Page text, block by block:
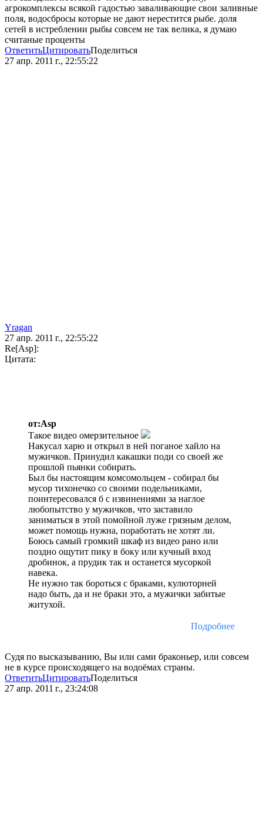
агрокомплексы всякой гадостью заваливающие свои заливные
поля, водосбросы которые не дают нерестится рыбе. доля
сетей в истреблении рыбы совсем не так велика, я думаю
считаные проценты
ОтветитьЦитироватьПоделиться
27 апр. 2011 г., 22:55:22
Yragan
27 апр. 2011 г., 22:55:22
Re[Asp]:
Цитата:
от:Asp
Такое видео омерзительное
Накусал харю и открыл в ней поганое хайло на
мужичков. Принудил какашки поди со своей же
прошлой пьянки собирать.
Был бы настоящим комсомольцем - собирал бы
мусор тихонечко со своими подельниками,
поинтересовался б с извинениями за наглое
любопытство у мужичков, что заставило
заниматься в этой помойной луже грязным делом,
может помощь нужна, поработать не хотят ли.
Боюсь самый громкий шкаф из видео рано или
поздно ощутит пику в боку или кучный вход
дробинок, а прудик так и останется мусоркой
навека.
Не нужно так бороться с браками, кулюторней
надо быть, да и не браки это, а мужички забитые
житухой.
Подробнее
Судя по высказыванию, Вы или сами браконьер, или совсем
не в курсе происходящего на водоёмах страны.
ОтветитьЦитироватьПоделиться
27 апр. 2011 г., 23:24:08